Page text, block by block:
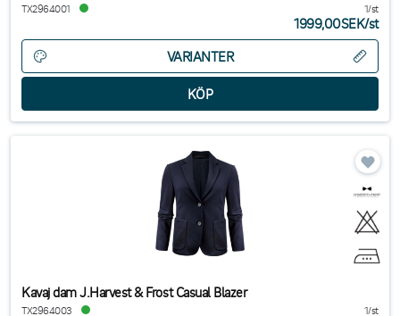
TX2964001 1/st
1999,00SEK/st
VARIANTER
Kavaj dam J.Harvest & Frost Casual Blazer
TX2964003 1/st